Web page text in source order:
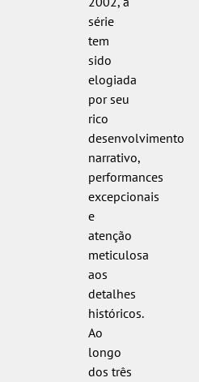
série
tem
sido
elogiada
por seu
rico
desenvolvimento
narrativo,
performances
excepcionais
e
atenção
meticulosa
aos
detalhes
históricos.
Ao
longo
dos três